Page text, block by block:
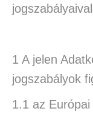
1 A jelen
jogszabályok
1.1 az